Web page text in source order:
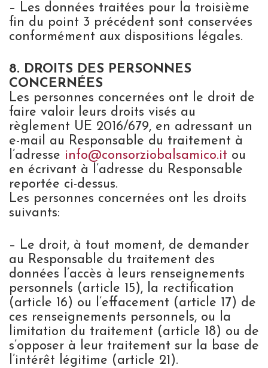
– Les données traitées pour la troisième
fin du point 3 précédent sont conservées
conformément aux dispositions légales.
8. DROITS DES PERSONNES
CONCERNÉES
Les personnes concernées ont le droit de
faire valoir leurs droits visés au
règlement UE 2016/679, en adressant un
e-mail au Responsable du traitement à
l’adresse info@consorziobalsamico.it ou
en écrivant à l’adresse du Responsable
reportée ci-dessus.
Les personnes concernées ont les droits
suivants:
– Le droit, à tout moment, de demander
au Responsable du traitement des
données l’accès à leurs renseignements
personnels (article 15), la rectification
(article 16) ou l’effacement (article 17) de
ces renseignements personnels, ou la
limitation du traitement (article 18) ou de
s’opposer à leur traitement sur la base de
l’intérêt légitime (article 21).